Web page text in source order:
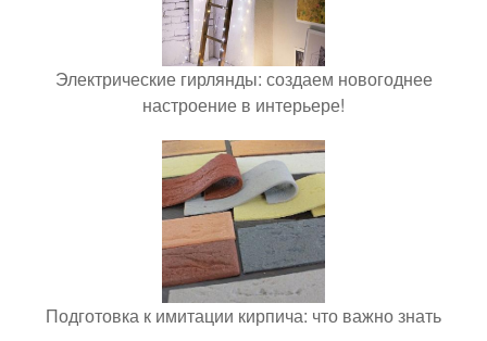
Электрические гирлянды: создаем новогоднее
настроение в интерьере!
Подготовка к имитации кирпича: что важно знать